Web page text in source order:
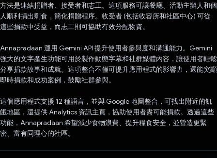
方法是連結捐贈者、接受者和志工。這項服務可讓餐廳、活動主辦人和個
人順利捐出剩食，簡化捐贈程序。收受者 (包括收容所和社區中心) 可從
這些捐款中受益，而志工則可協助有效分配物資。
Annapradaan 運用 Gemini API 提升使用者參與度和溝通能力。Gemini
強大的文字產生功能可用於製作動態字幕和社群媒體內容，讓使用者輕鬆
分享捐款故事和成就。這項整合不僅可提升應用程式的影響力，還能突顯
即時捐款和成功案例，鼓勵社群參與。
這個應用程式支援 12 種語言，並與 Google 地圖整合，可找出附近的飢
餓地區，還提供 Analytics 資訊主頁，協助使用者盡可能捐款。透過這些
功能，Annapradaan 希望減少食物浪費、提升糧食安全，並營造更緊
密、富有同理心的社區。